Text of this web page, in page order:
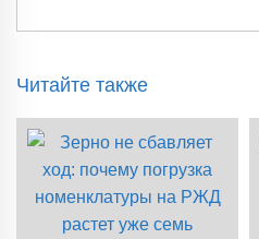
Читайте также